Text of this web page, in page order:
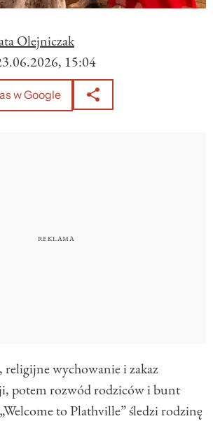
Olejniczak
15:04
w Google
wychowanie i zakaz
potem rozwód rodziców i bunt
to Plathville” śledzi rodzinę